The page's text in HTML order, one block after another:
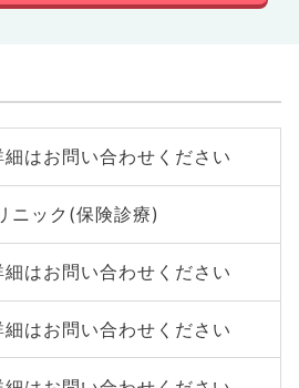
細はお問い合わせください
ニック(保険診療)
細はお問い合わせください
細はお問い合わせください